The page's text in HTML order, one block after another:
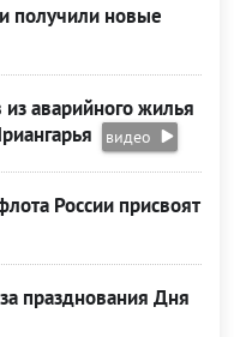
получили новые
аварийного жилья
видео
России присвоят
празднования Дня